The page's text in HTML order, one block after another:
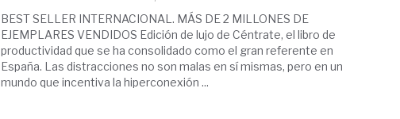
BEST SELLER INTERNACIONAL. MÁS DE 2 MILLONES DE
EJEMPLARES VENDIDOS Edición de lujo de Céntrate, el libro de
productividad que se ha consolidado como el gran referente en
España. Las distracciones no son malas en sí mismas, pero en un
mundo que incentiva la hiperconexión ...